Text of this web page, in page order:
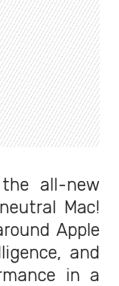
the all-new
Mac!
Apple
and
in a